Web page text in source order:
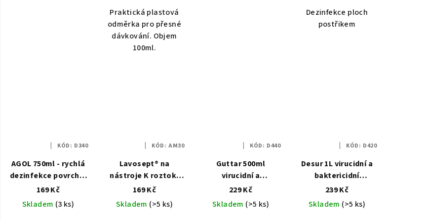
Praktická plastová
odměrka pro přesné
dávkování. Objem
100ml.
Dezinfekce ploch
postřikem
AGOL 750ml - rychlá
dezinfekce povrchů,
spray
169 Kč
Skladem (3 ks)
KÓD: D340
Lavosept® na
nástroje K roztok,
1000 ml (náhradní
náplň)
169 Kč
Skladem (>5 ks)
KÓD: AM30
Guttar 500ml
virucidní a
baktericidní
dezinfekce povrchů
229 Kč
Skladem (>5 ks)
KÓD: D440
Desur 1L virucidní a
baktericidní
dezinfekce povrchů
239 Kč
Skladem (>5 ks)
KÓD: D420